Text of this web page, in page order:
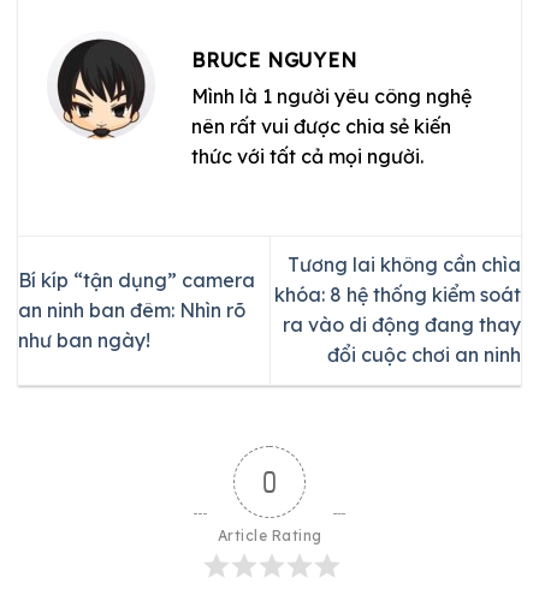
BRUCE NGUYEN
Mình là 1 người yêu công nghệ
nên rất vui được chia sẻ kiến
thức với tất cả mọi người.
Bí kíp “tận dụng” camera
an ninh ban đêm: Nhìn rõ
như ban ngày!
Tương lai không cần chìa
khóa: 8 hệ thống kiểm soát
ra vào di động đang thay
đổi cuộc chơi an ninh
0
Article Rating